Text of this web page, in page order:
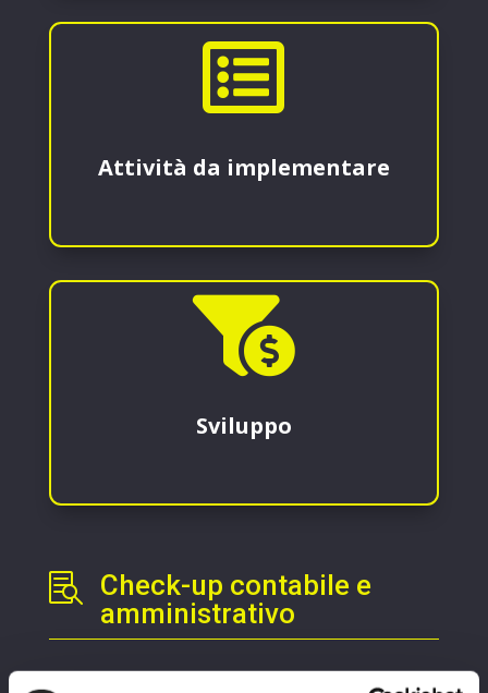

Attività da implementare

Sviluppo

Check-up contabile e
amministrativo